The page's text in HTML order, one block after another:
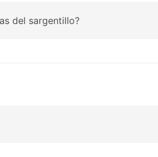
del sargentillo?